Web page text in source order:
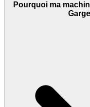
Pourquoi ma